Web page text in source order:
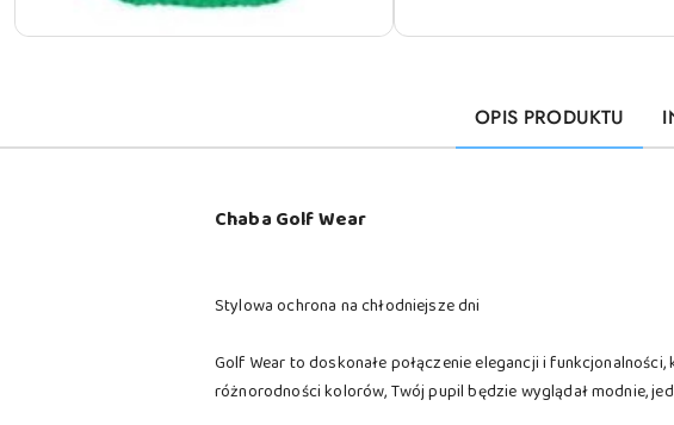
OPIS PRODUKTU
Chaba Golf Wear
Stylowa ochrona na chłodniejsze dni
Golf Wear to doskonałe połączenie elegancji i
różnorodności kolorów, Twój pupil będzie wyglądał modnie,